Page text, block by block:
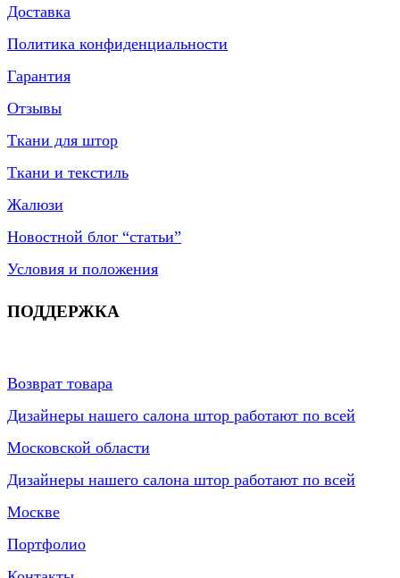
Доставка
Политика конфиденциальности
Гарантия
Отзывы
Ткани для штор
Ткани и текстиль
Жалюзи
Новостной блог “статьи”
Условия и положения
ПОДДЕРЖКА
Возврат товара
Дизайнеры нашего салона штор работают по всей
Московской области
Дизайнеры нашего салона штор работают по всей
Москве
Портфолио